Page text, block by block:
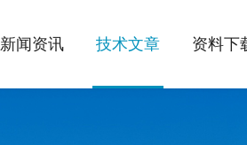
新闻资讯 技术文章 资料下